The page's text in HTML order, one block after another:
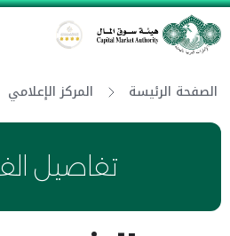
هيئة سوق المال
الصفحة الرئيسة المركز الإعلامي
تفاصيل